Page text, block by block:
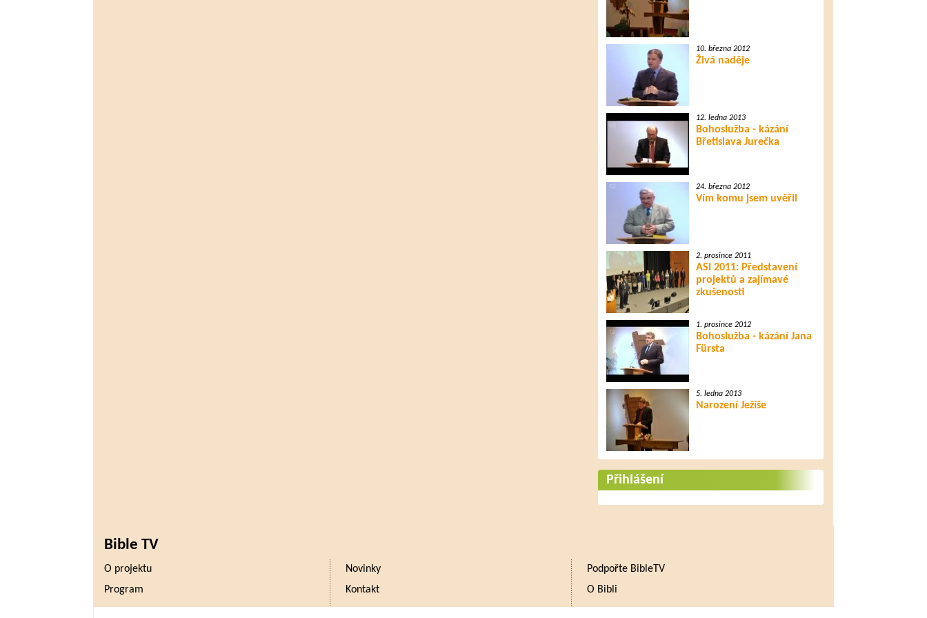
10. března 2012
Živá naděje
12. ledna 2013
Bohoslužba - kázání
Břetislava Jurečka
24. března 2012
Vím komu jsem uvěřil
2. prosince 2011
ASI 2011: Představení
projektů a zajímavé
zkušenosti
1. prosince 2012
Bohoslužba - kázání Jana
Fürsta
5. ledna 2013
Narození Ježíše
Přihlášení
Bible TV
O projektu Novinky
Podpořte BibleTV
Program
Kontakt O Bibli